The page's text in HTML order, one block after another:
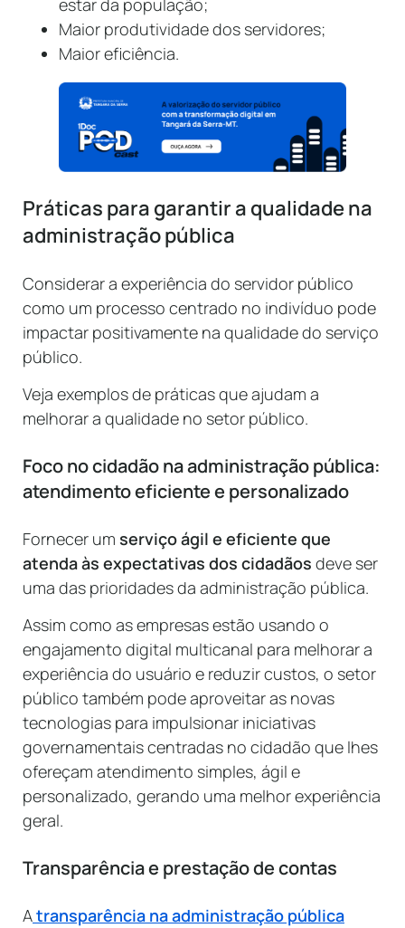
estar da população;
Maior produtividade dos servidores;
Maior eficiência.
Práticas para garantir a qualidade na
administração pública
Considerar a experiência do servidor público
como um processo centrado no indivíduo pode
impactar positivamente na qualidade do serviço
público.
Veja exemplos de práticas que ajudam a
melhorar a qualidade no setor público.
Foco no cidadão na administração pública:
atendimento eficiente e personalizado
Fornecer um serviço ágil e eficiente que
atenda às expectativas dos cidadãos deve ser
uma das prioridades da administração pública.
Assim como as empresas estão usando o
engajamento digital multicanal para melhorar a
experiência do usuário e reduzir custos, o setor
público também pode aproveitar as novas
tecnologias para impulsionar iniciativas
governamentais centradas no cidadão que lhes
ofereçam atendimento simples, ágil e
personalizado, gerando uma melhor experiência
geral.
Transparência e prestação de contas
Atransparência na administração pública